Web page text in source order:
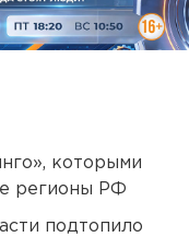
которыми
регионы РФ
подтопило